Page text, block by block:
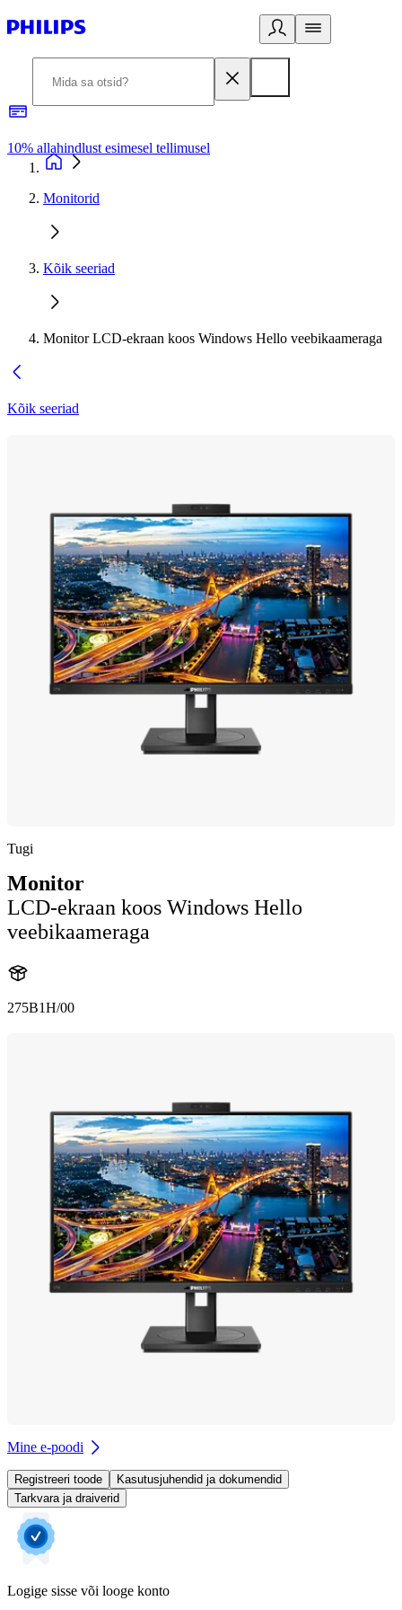
10% allahindlust esimesel tellimusel
Monitorid
Kõik seeriad
Monitor LCD-ekraan koos Windows Hello veebikaameraga
Kõik seeriad
Tugi
Monitor
LCD-ekraan koos Windows Hello
veebikaameraga
275B1H/00
Mine e-poodi
Registreeri toode
Kasutusjuhendid ja dokumendid
Tarkvara ja draiverid
Logige sisse või looge konto